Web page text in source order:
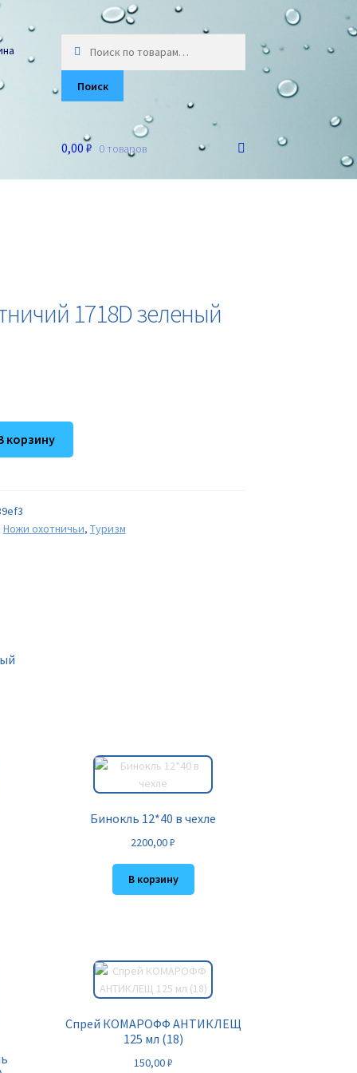
Поиск
0,00 ₽ 0 товаров
1718D зеленый
корзину
Ножи охотничьи, Туризм
Бинокль 12*40 в чехле
2200,00₽
В корзину
Спрей КОМАРОФФ АНТИКЛЕЩ
125 мл (18)
150,00₽